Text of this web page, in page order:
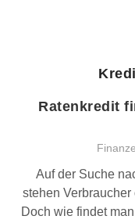
Ratenkredit
Auf der Suche
stehen
Doch wie findet